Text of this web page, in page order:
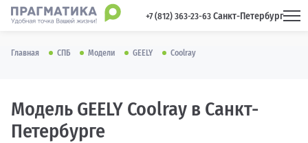
+7 (812) 363-23-63 Санкт-Петербург
Главная СПБ Модели GEELY Coolray
Модель GEELY Coolray в Санкт-
Петербурге